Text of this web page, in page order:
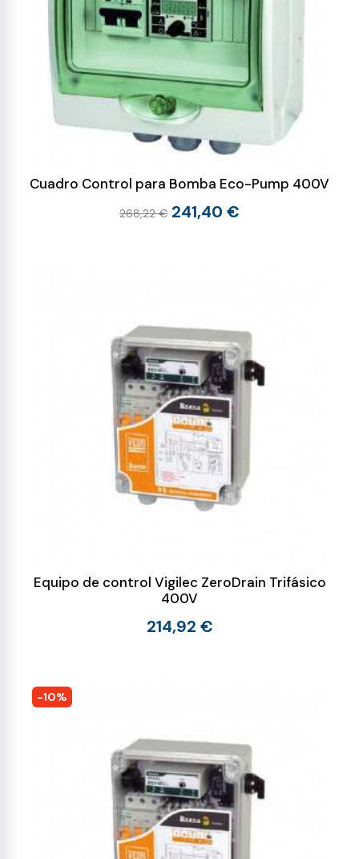
Cuadro Control para Bomba Eco-Pump 400V
268,22 € 241,40 €
Equipo de control Vigilec ZeroDrain Trifásico
400V
214,92 €
-10%